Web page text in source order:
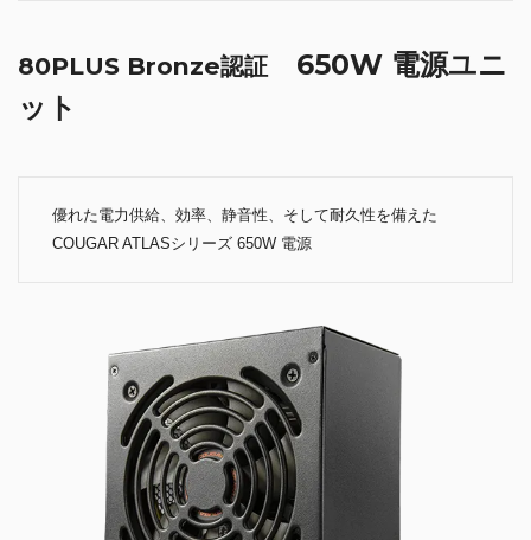
80PLUS Bronze認証 650W 電源ユニ
ット
優れた電力供給、効率、静音性、そして耐久性を備えた
COUGAR ATLASシリーズ 650W 電源